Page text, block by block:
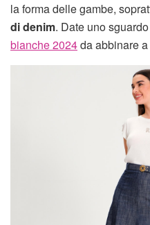
la forma delle gambe,
di denim. Date uno
bianche 2024da abbinare